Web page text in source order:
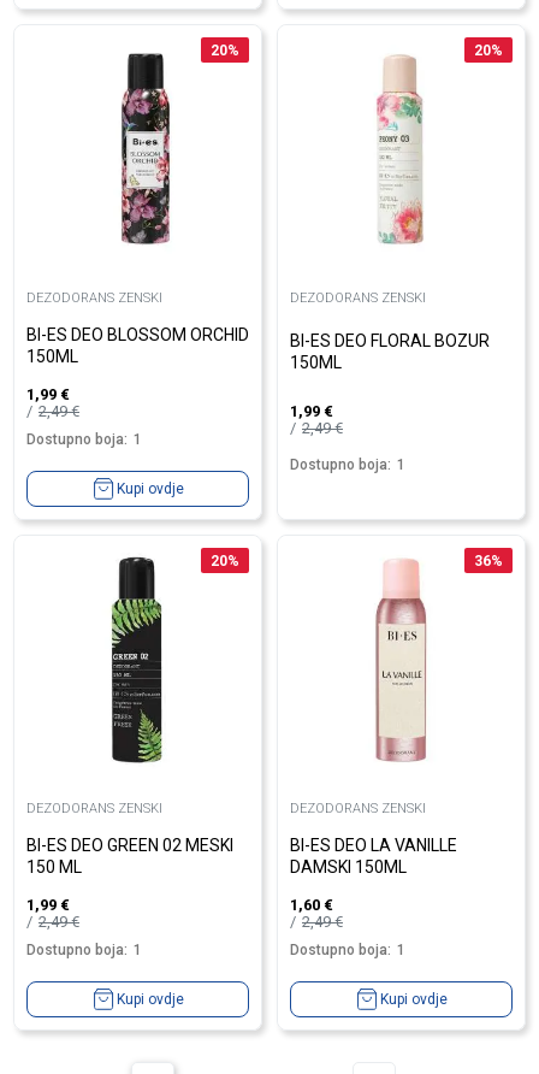
20%
DEZODORANS ZENSKI
BI-ES DEO BLOSSOM ORCHID
150ML
1,99 €
2,49€
Dostupno boja: 1
Kupi ovdje
20%
DEZODORANS ZENSKI
BI-ES DEO FLORAL BOZUR
150ML
1,99 €
2,49€
Dostupno boja: 1
20%
DEZODORANS ZENSKI
BI-ES DEO GREEN 02 MESKI
150 ML
1,99 €
2,49€
Dostupno boja: 1
Kupi ovdje
36%
DEZODORANS ZENSKI
BI-ES DEO LA VANILLE
DAMSKI 150ML
1,60 €
2,49€
Dostupno boja: 1
Kupi ovdje